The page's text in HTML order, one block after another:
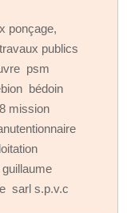
ponçage,
publics
psm
bédoin
mission
sarl s.p.v.c